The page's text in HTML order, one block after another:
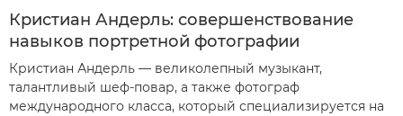
Кристиан Андерль: совершенствование
навыков портретной фотографии
Кристиан Андерль — великолепный музыкант,
талантливый шеф-повар, а также фотограф
международного класса, который специализируется на